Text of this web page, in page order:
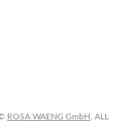
ROSA WAENG GmbH . ALL